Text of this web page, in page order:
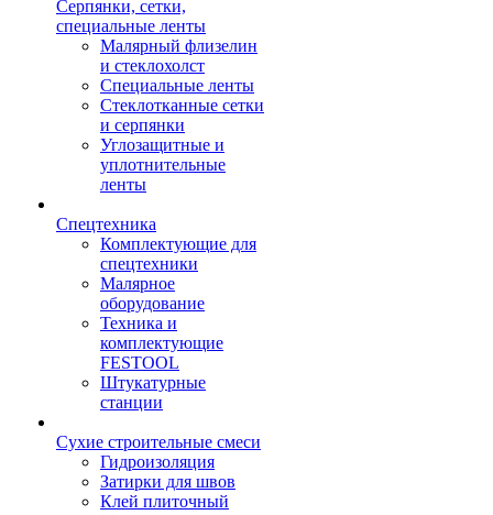
Серпянки, сетки,
специальные ленты
Малярный флизелин
и стеклохолст
Специальные ленты
Стеклотканные сетки
и серпянки
Углозащитные и
уплотнительные
ленты
Спецтехника
Комплектующие для
спецтехники
Малярное
оборудование
Техника и
комплектующие
FESTOOL
Штукатурные
станции
Сухие строительные смеси
Гидроизоляция
Затирки для швов
Клей плиточный